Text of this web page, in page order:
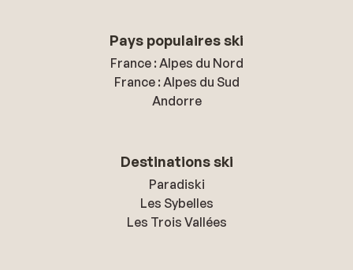
Pays populaires ski
France : Alpes du Nord
France : Alpes du Sud
Andorre
Destinations ski
Paradiski
Les Sybelles
Les Trois Vallées